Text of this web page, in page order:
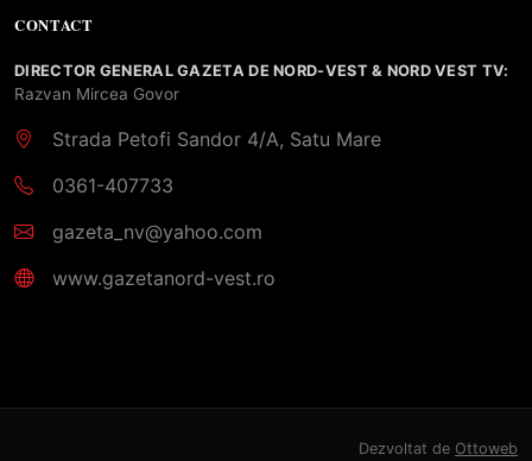
CONTACT
DIRECTOR GENERAL GAZETA DE NORD-VEST & NORD VEST TV:
Razvan Mircea Govor
Strada Petofi Sandor 4/A, Satu Mare
0361-407733
gazeta_nv@yahoo.com
www.gazetanord-vest.ro
Dezvoltat de Ottoweb